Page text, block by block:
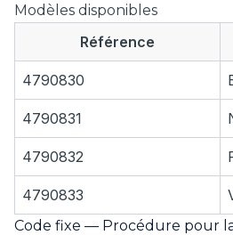
Modèles disponibles
Référence
4790830
4790831
4790832
4790833
Code fixe — Procédure pour